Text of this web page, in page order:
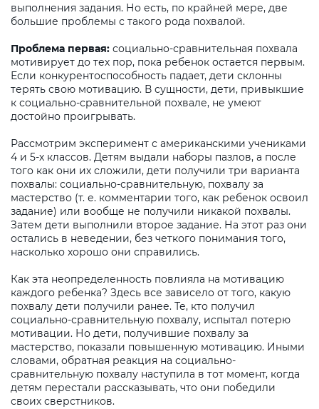
выполнения задания. Но есть, по крайней мере, две
большие проблемы с такого рода похвалой.
Проблема первая: социально-сравнительная похвала
мотивирует до тех пор, пока ребенок остается первым.
Если конкурентоспособность падает, дети склонны
терять свою мотивацию. В сущности, дети, привыкшие
к социально-сравнительной похвале, не умеют
достойно проигрывать.
Рассмотрим эксперимент с американскими учениками
4 и 5-х классов. Детям выдали наборы пазлов, а после
того как они их сложили, дети получили три варианта
похвалы: социально-сравнительную, похвалу за
мастерство (т. е. комментарии того, как ребенок освоил
задание) или вообще не получили никакой похвалы.
Затем дети выполнили второе задание. На этот раз они
остались в неведении, без четкого понимания того,
насколько хорошо они справились.
Как эта неопределенность повлияла на мотивацию
каждого ребенка? Здесь все зависело от того, какую
похвалу дети получили ранее. Те, кто получил
социально-сравнительную похвалу, испытал потерю
мотивации. Но дети, получившие похвалу за
мастерство, показали повышенную мотивацию. Иными
словами, обратная реакция на социально-
сравнительную похвалу наступила в тот момент, когда
детям перестали рассказывать, что они победили
своих сверстников.